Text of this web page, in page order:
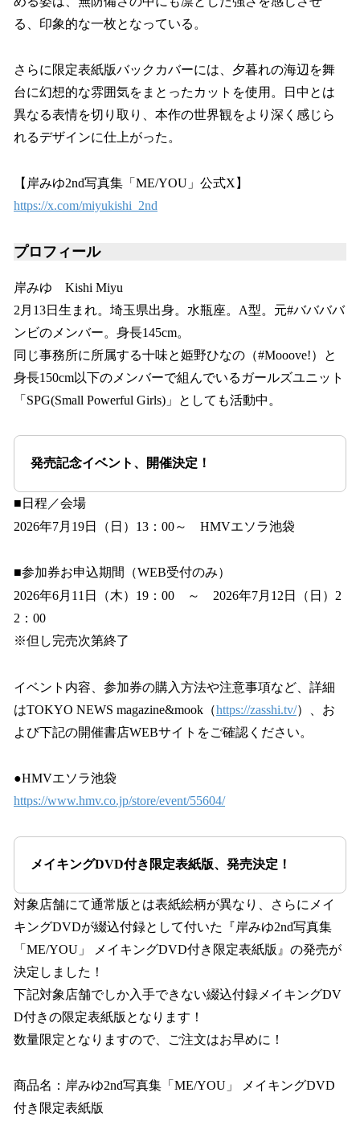
る、印象的な一枚となっている。
さらに限定表紙版バックカバーには、夕暮れの海辺を舞
台に幻想的な雰囲気をまとったカットを使用。日中とは
異なる表情を切り取り、本作の世界観をより深く感じら
れるデザインに仕上がった。
【岸みゆ2nd写真集「ME/YOU」公式X】
https://x.com/miyukishi_2nd
プロフィール
岸みゆ Kishi Miyu
2月13日生まれ。埼玉県出身。水瓶座。A型。元#ババババ
ンビのメンバー。身長145cm。
同じ事務所に所属する十味と姫野ひなの（#Mooove!）と
身長150cm以下のメンバーで組んでいるガールズユニット
「SPG(Small Powerful Girls)」としても活動中。
発売記念イベント、開催決定！
■日程／会場
2026年7月19日（日）13：00～ HMVエソラ池袋
■参加券お申込期間（WEB受付のみ）
2026年6月11日（木）19：00 ～ 2026年7月12日（日）2
2：00
※但し完売次第終了
イベント内容、参加券の購入方法や注意事項など、詳細
はTOKYO NEWS magazine&mook（https://zasshi.tv/）、お
よび下記の開催書店WEBサイトをご確認ください。
●HMVエソラ池袋
https://www.hmv.co.jp/store/event/55604/
メイキングDVD付き限定表紙版、発売決定！
対象店舗にて通常版とは表紙絵柄が異なり、さらにメイ
キングDVDが綴込付録として付いた『岸みゆ2nd写真集
「ME/YOU」 メイキングDVD付き限定表紙版』の発売が
決定しました！
下記対象店舗でしか入手できない綴込付録メイキングDV
D付きの限定表紙版となります！
数量限定となりますので、ご注文はお早めに！
商品名：岸みゆ2nd写真集「ME/YOU」 メイキングDVD
付き限定表紙版